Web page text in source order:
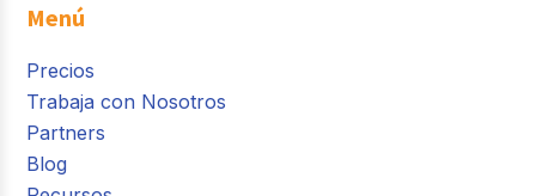
Menú
Precios
Trabaja con Nosotros
Partners
Blog